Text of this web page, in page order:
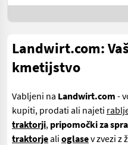
Landwirt.com:
kmetijstvo
Vabljeni na Landwirt.com -
kupiti, prodati ali najeti
traktorji, pripomočki za
traktorjeali oglasev zvezi z